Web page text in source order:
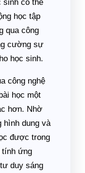
sinh có thể
học tập
qua công
cường sự
học sinh.
công nghệ
học một
hơn. Nhờ
hình dung và
được trong
tính ứng
duy sáng